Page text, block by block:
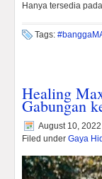
Hanya tersedia
Tags:
Healing
Gabungan
August 10, 2022
Filed under Gaya